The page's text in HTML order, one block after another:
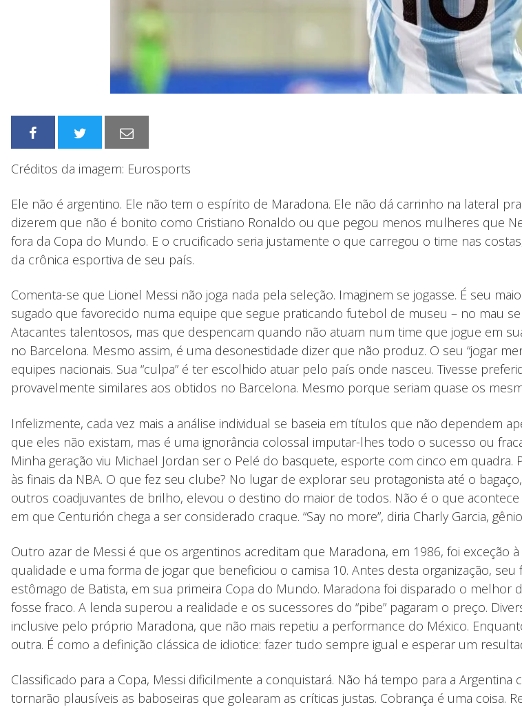
Créditos da imagem: Eurosports
Ele não é argentino. Ele não tem o espírito de Maradona. Ele não dá carrinho na lateral
dizerem que não é bonito como Cristiano Ronaldo ou que pegou menos mulheres que
fora da Copa do Mundo. E o crucificado seria justamente o que carregou o time nas
da crônica esportiva de seu país.
Comenta-se que Lionel Messi não joga nada pela seleção. Imaginem se jogasse. É seu
sugado que favorecido numa equipe que segue praticando futebol de museu – no mau
Atacantes talentosos, mas que despencam quando não atuam num time que jogue em
no Barcelona. Mesmo assim, é uma desonestidade dizer que não produz. O seu “jogar
equipes nacionais. Sua “culpa” é ter escolhido atuar pelo país onde nasceu. Tivesse
provavelmente similares aos obtidos no Barcelona. Mesmo porque seriam quase os
Infelizmente, cada vez mais a análise individual se baseia em títulos que não dependem
que eles não existam, mas é uma ignorância colossal imputar-lhes todo o sucesso ou
Minha geração viu Michael Jordan ser o Pelé do basquete, esporte com cinco em
às finais da NBA. O que fez seu clube? No lugar de explorar seu protagonista até o
outros coadjuvantes de brilho, elevou o destino do maior de todos. Não é o que
em que Centurión chega a ser considerado craque. “Say no more”, diria Charly Garcia,
Outro azar de Messi é que os argentinos acreditam que Maradona, em 1986, foi exceção
qualidade e uma forma de jogar que beneficiou o camisa 10. Antes desta organização,
estômago de Batista, em sua primeira Copa do Mundo. Maradona foi disparado o
fosse fraco. A lenda superou a realidade e os sucessores do “pibe” pagaram o preço.
inclusive pelo próprio Maradona, que não mais repetiu a performance do México.
outra. É como a definição clássica de idiotice: fazer tudo sempre igual e esperar um
Classificado para a Copa, Messi dificilmente a conquistará. Não há tempo para a
tornarão plausíveis as baboseiras que golearam as críticas justas. Cobrança é uma